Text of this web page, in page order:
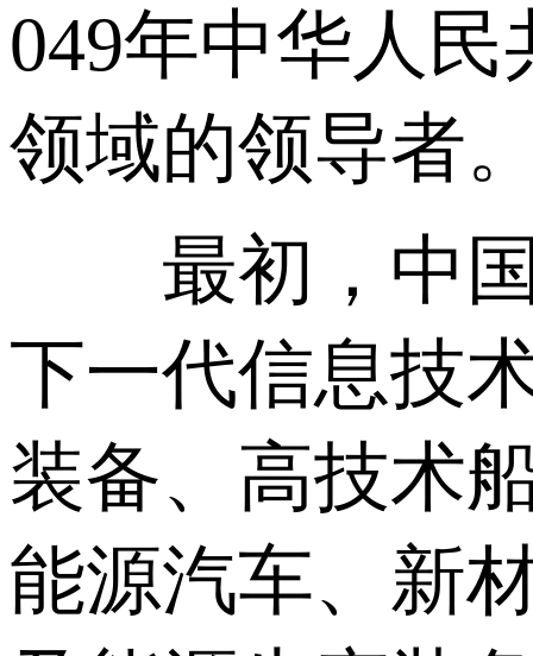
049年中华人
领域的领导者
最初，中国
下一代信息技
装备、高技术
能源汽车、新